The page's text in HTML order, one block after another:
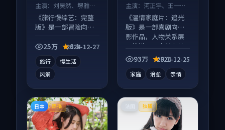
主演： 刘昊然、堺雅人
等
《旅行慢综艺：完整
版》是一部冒险向综
为内核，情感戏份扎
25万 8.1
2024-12-27
旅行
慢生活
风景
主演： 河正宇、王一博
等
《温情家庭片：追光
版》是一部喜剧向电
影作品，人物关系层
层推进，尾声常有情
绪落点。
93万 9.1
2024-12-25
家庭 治愈 亲情
日本 热播 独播